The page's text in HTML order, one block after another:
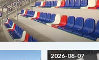
2026-08-07